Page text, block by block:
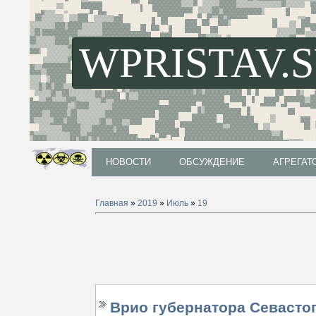
НОВОСТИ ОБСУЖДЕНИЕ
Главная » 2019 » Июль » 19
Врио губернатора